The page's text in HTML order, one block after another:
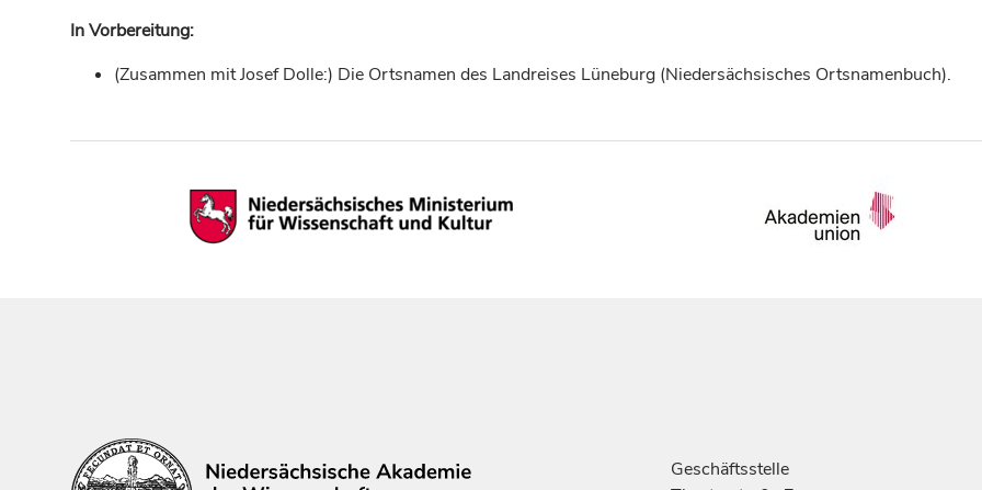
In Vorbereitung:
(Zusammen mit Josef Dolle:) Die Ortsnamen des Landreises Lüneburg (Niedersächsisches Ortsnamenbuch).
Geschäftsstelle